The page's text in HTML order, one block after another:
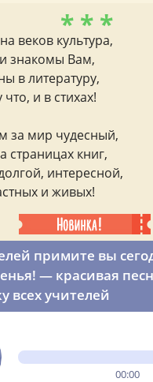
примите вы
— красивая
всех учителей
00:00
* * *
веков культура,
знакомы Вам,
в литературу,
и в стихах!
за мир чудесный,
страницах книг,
интересной,
и живых!